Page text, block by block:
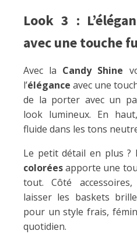
Look 3 :
avec une touche
Avec la Candy Shine
l’éléganceavec une
de la porter avec un
look lumineux. En
fluide dans les tons
Le petit détail en plus ?
coloréesapporte une
tout. Côté
laisser les baskets
pour un style frais,
quotidien.